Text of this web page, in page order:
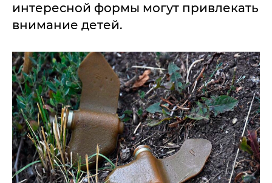
интересной формы могут привлекать
внимание детей.